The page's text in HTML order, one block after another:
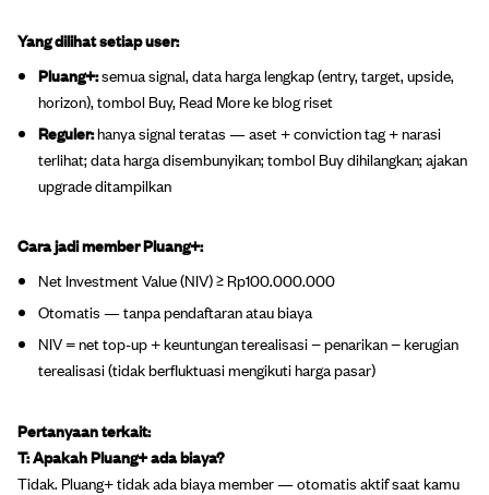
Yang dilihat setiap user:
Pluang+:semua signal, data harga lengkap (entry, target, upside,
horizon), tombol Buy, Read More ke blog riset
Reguler:hanya signal teratas — aset + conviction tag + narasi
terlihat; data harga disembunyikan; tombol Buy dihilangkan; ajakan
upgrade ditampilkan
Cara jadi member Pluang+:
Net Investment Value (NIV) ≥ Rp100.000.000
Otomatis — tanpa pendaftaran atau biaya
NIV = net top-up + keuntungan terealisasi − penarikan − kerugian
terealisasi (tidak berfluktuasi mengikuti harga pasar)
Pertanyaan terkait:
T: Apakah Pluang+ ada biaya?
Tidak. Pluang+ tidak ada biaya member — otomatis aktif saat kamu